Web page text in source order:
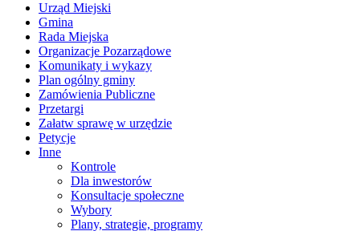
Urząd Miejski
Gmina
Rada Miejska
Organizacje Pozarządowe
Komunikaty i wykazy
Plan ogólny gminy
Zamówienia Publiczne
Przetargi
Załatw sprawę w urzędzie
Petycje
Inne
Kontrole
Dla inwestorów
Konsultacje społeczne
Wybory
Plany, strategie, programy